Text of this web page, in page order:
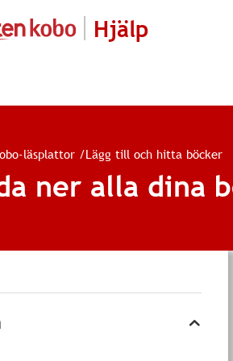
Hjälp
läsplattor /Lägg till och hitta böcker
ner alla dina